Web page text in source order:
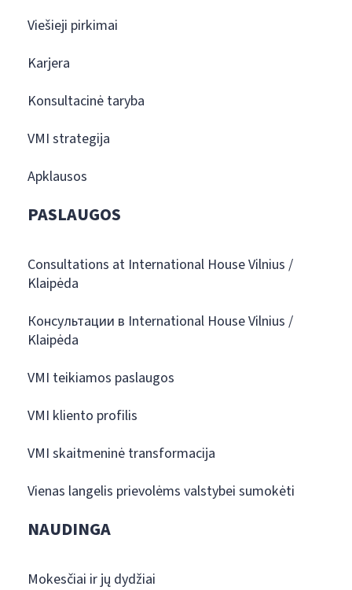
Viešieji pirkimai
Karjera
Konsultacinė taryba
VMI strategija
Apklausos
PASLAUGOS
Consultations at International House Vilnius /
Klaipėda
Консультации в International House Vilnius /
Klaipėda
VMI teikiamos paslaugos
VMI kliento profilis
VMI skaitmeninė transformacija
Vienas langelis prievolėms valstybei sumokėti
NAUDINGA
Mokesčiai ir jų dydžiai